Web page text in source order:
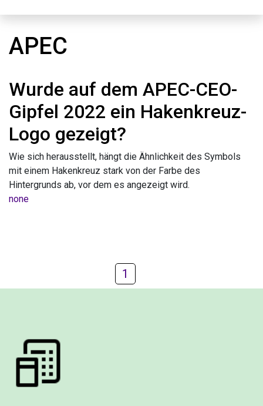
APEC
Wurde auf dem APEC-CEO-
Gipfel 2022 ein Hakenkreuz-
Logo gezeigt?
Wie sich herausstellt, hängt die Ähnlichkeit des Symbols
mit einem Hakenkreuz stark von der Farbe des
Hintergrunds ab, vor dem es angezeigt wird.
none
1